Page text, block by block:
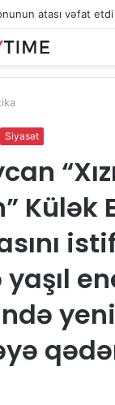
atası vəfat etdi
Siyasət
Külək
yeni